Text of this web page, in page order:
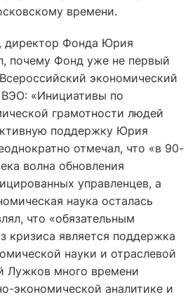
времени.
директор Фонда Юрия
почему Фонд уже не первый
экономический
«Инициативы по
грамотности людей
поддержку Юрия
отмечал, что «в 90-
волна обновления
управленцев, а
наука осталась
что «обязательным
кризиса является поддержка
науки и отраслевой
Лужков много времени
экономической аналитике и